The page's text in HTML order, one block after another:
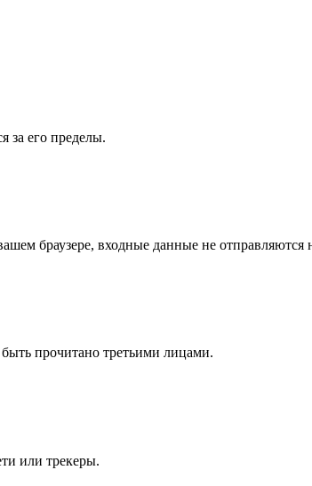
за его пределы.
браузере, входные данные не отправляются
прочитано третьими лицами.
или трекеры.